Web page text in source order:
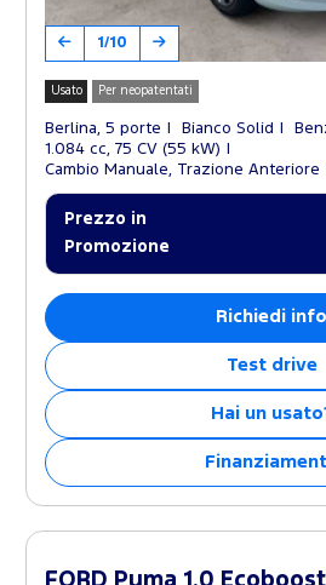
1/10
Usato Per neopatentati
Berlina, 5 porte Bianco Solid
1.084 cc, 75 CV (55 kW)
Cambio Manuale, Trazione Anteriore
Prezzo in
Promozione
Richiedi info
Test drive
Hai un
FORD Puma 1.0